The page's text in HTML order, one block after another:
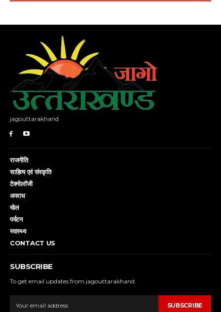
jagouttarakhand
राजनीति
साहित्य एवं संस्कृति
टेक्नोलॉजी
अपराध
खेल
पर्यटन
स्वास्थ्य
CONTACT US
SUBSCRIBE
To get email updates from jagouttarakhand.
SUBSCRIBE